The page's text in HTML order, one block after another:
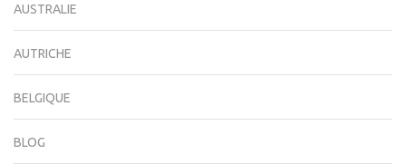
AUSTRALIE
AUTRICHE
BELGIQUE
BLOG